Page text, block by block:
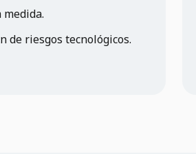
medida.
de riesgos tecnológicos.